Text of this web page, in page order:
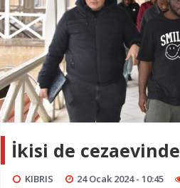
İkisi de cezaevinde
KIBRIS 24 Ocak 2024 - 10:45